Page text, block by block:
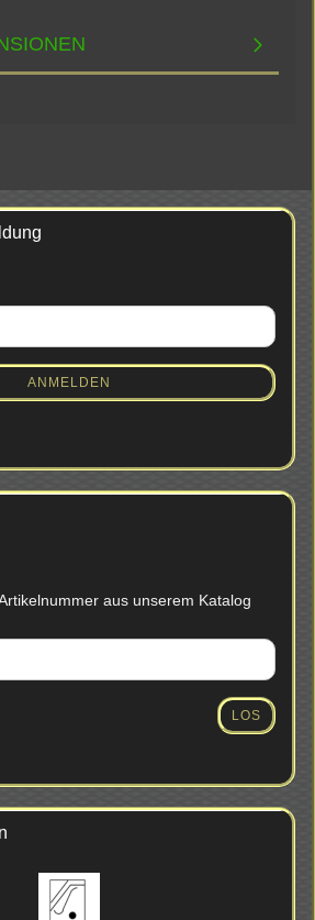
ANMELDEN
aus unserem Katalog
LOS